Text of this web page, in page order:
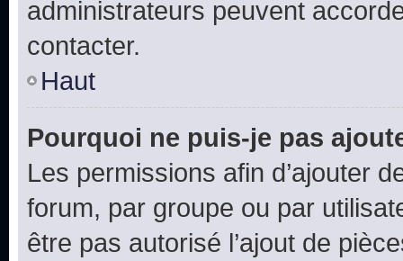
administrateurs peuvent
contacter.
Haut
Pourquoi ne puis-je pas
Les permissions afin d’ajouter
forum, par groupe ou par
être pas autorisé l’ajout de